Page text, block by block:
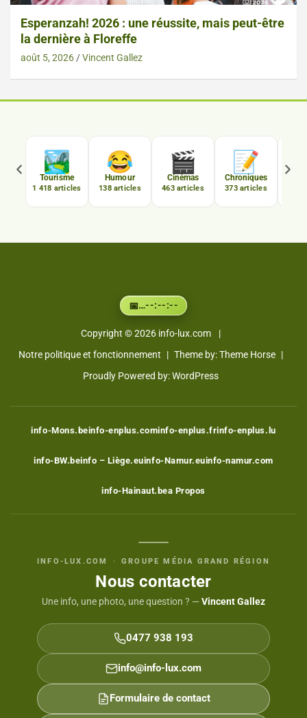
Esperanzah! 2026 : une réussite, mais peut-être
la dernière à Floreffe
août 5, 2026 Vincent Gallez
🏞️
Tourisme
1 418 articles
😂
Humour
138 articles
🎬
Cinémas
463 articles
📝
Chroniques
373 articles
📅…--:--:--
Copyright © 2026 info-lux.com
Notre politique et fonctionnement
Theme by:Theme Horse
Proudly Powered by:WordPress
info-Mons.beinfo-enplus.cominfo-enplus.frinfo-enplus.lu
info-BW.beinfo – Liège.euinfo-Namur.euinfo-namur.com
info-Hainaut.bea Propos
INFO-LUX.COM · GROUPE MÉDIA GRAND RÉGION
Nous contacter
Une info, une photo, une question ? — Vincent Gallez
0477 938 193
info@info-lux.com
Formulaire de contact